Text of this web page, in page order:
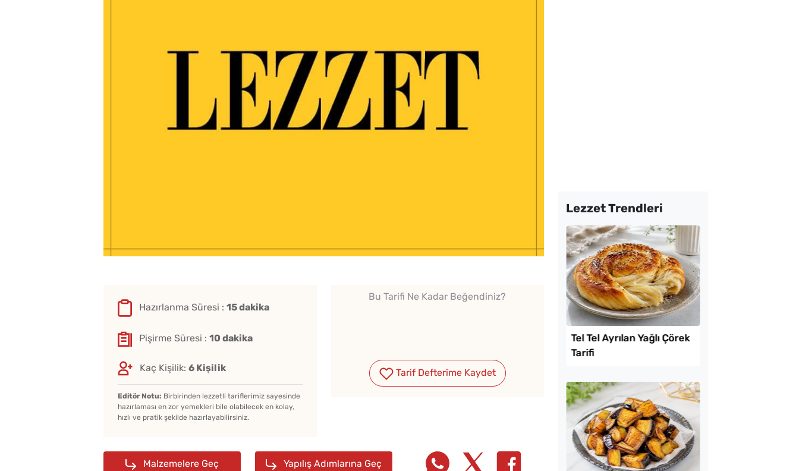
Hazırlanma Süresi : 15 dakika
Pişirme Süresi : 10 dakika
Kaç Kişilik: 6 Kişilik
Editör Notu: Birbirinden lezzetli tariflerimiz sayesinde
hazırlaması en zor yemekleri bile olabilecek en kolay,
hızlı ve pratik şekilde hazırlayabilirsiniz.
Bu Tarifi Ne Kadar Beğendiniz?
Tarif Defterime Kaydet
Malzemelere Geç Yapılış Adımlarına Geç
Lezzet Trendleri
Kedi Dili Tiramisu
Hamlede Soymanın Basit